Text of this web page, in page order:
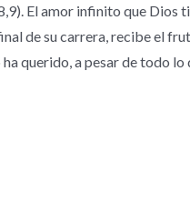
El amor infinito que Dios
de su carrera, recibe el
querido, a pesar de todo lo